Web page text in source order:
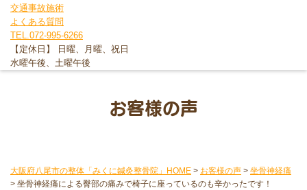
交通事故施術
よくある質問
TEL.072-995-6266
【定休日】 日曜、月曜、祝日
水曜午後、土曜午後
お客様の声
大阪府八尾市の整体「みくに鍼灸整骨院」HOME > お客様の声 > 坐骨神経痛
> 坐骨神経痛による臀部の痛みで椅子に座っているのも辛かったです！